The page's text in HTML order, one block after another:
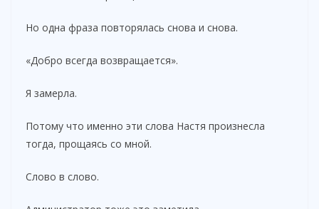
Но одна фраза повторялась снова и снова.
«Добро всегда возвращается».
Я замерла.
Потому что именно эти слова Настя произнесла
тогда, прощаясь со мной.
Слово в слово.